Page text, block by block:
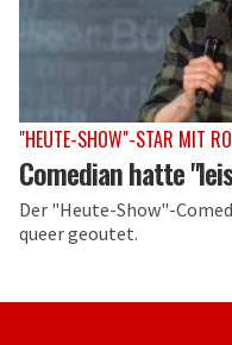
"HEUTE-SHOW"-STAR MIT
Comedian hatte
Der "Heute-Show"-
queer geoutet.